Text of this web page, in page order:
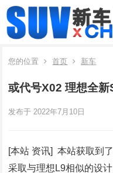
您的位置 首页 新车
或代号X02 理想全新
发布于 2022年7月10日
[本站 资讯] 本站获取到
采取与理想L9相似的设